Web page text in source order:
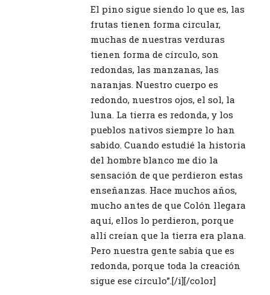
El pino sigue siendo lo que es, las
frutas tienen forma circular,
muchas de nuestras verduras
tienen forma de círculo, son
redondas, las manzanas, las
naranjas. Nuestro cuerpo es
redondo, nuestros ojos, el sol, la
luna. La tierra es redonda, y los
pueblos nativos siempre lo han
sabido. Cuando estudié la historia
del hombre blanco me dio la
sensación de que perdieron estas
enseñanzas. Hace muchos años,
mucho antes de que Colón llegara
aquí, ellos lo perdieron, porque
allí creían que la tierra era plana.
Pero nuestra gente sabía que es
redonda, porque toda la creación
sigue ese círculo”.[/i][/color]